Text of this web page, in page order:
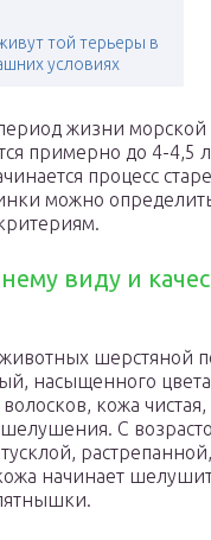
той терьеры в
условиях
жизни морской
примерно до 4-4,5
процесс
можно
виду и
шерстяной
насыщенного
кожа чистая,
шелушения. С
тусклой,
начинает